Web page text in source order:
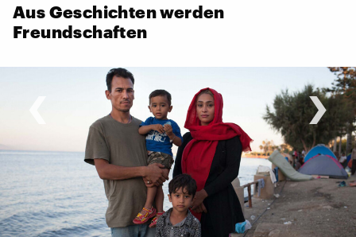
Aus Geschichten werden
Freundschaften
‹ ›